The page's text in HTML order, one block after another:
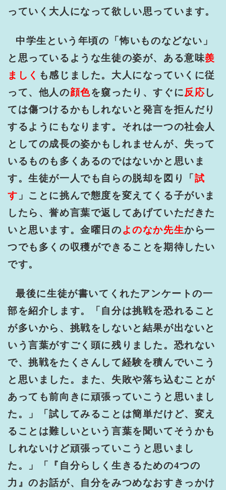
っていく大人になって欲しい思っています。
中学生という年頃の「怖いものなどない」
と思っているような生徒の姿が、ある意味羨
ましく も感じました。大人になっていくに従
って、他人の顔色を窺ったり、すぐに反応し
ては傷つけるかもしれないと発言を拒んだり
するようにもなります。それは一つの社会人
としての成長の姿かもしれませんが、失って
いるものも多くあるのではないかと思いま
す。生徒が一人でも自らの脱却を図り「 試
す 」ことに挑んで態度を変えてくる子がいま
したら、誉め言葉で返してあげていただきた
いと思います。金曜日のよのなか先生から一
つでも多くの収穫ができることを期待したい
です。
最後に生徒が書いてくれたアンケートの一
部を紹介します。「自分は挑戦を恐れること
が多いから、挑戦をしないと結果が出ないと
いう言葉がすごく頭に残りました。恐れない
で、挑戦をたくさんして経験を積んでいこう
と思いました。また、失敗や落ち込むことが
あっても前向きに頑張っていこうと思いまし
た。」「試してみることは簡単だけど、変え
ることは難しいという言葉を聞いてそうかも
しれないけど頑張っていこうと思いまし
た。」「『自分らしく生きるための4つの
力』のお話が、自分をみつめなおすきっかけ